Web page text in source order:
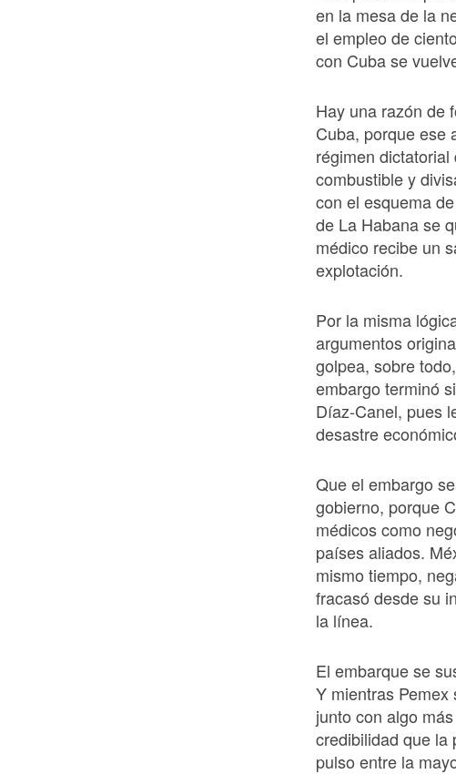
en la mesa de la
el empleo de
con Cuba se
Hay una razón de
Cuba, porque ese
régimen
combustible y
con el esquema
de La Habana se
médico recibe un
explotación.
Por la misma
argumentos
golpea, sobre
embargo terminó
Díaz-Canel, pues
desastre
Que el embargo
gobierno, porque
médicos como
países aliados.
mismo tiempo,
fracasó desde su
la línea.
El embarque se
Y mientras
junto con algo
credibilidad que la
pulso entre la